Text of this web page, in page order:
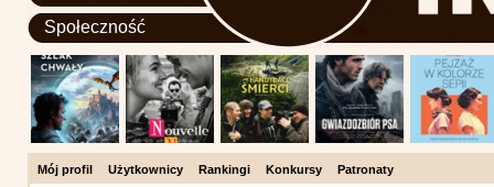
Społeczność
Mój profil Użytkownicy Rankingi Konkursy Patronaty